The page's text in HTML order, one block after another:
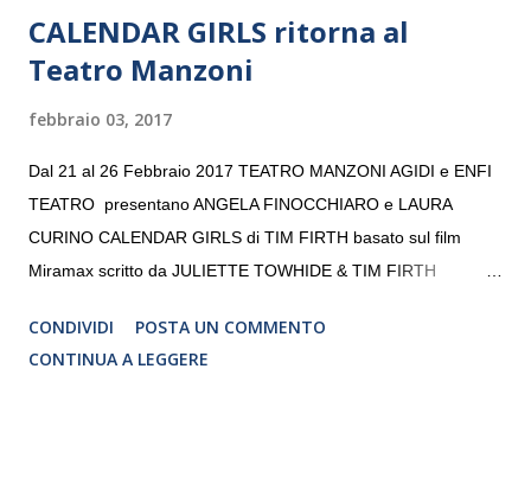
CALENDAR GIRLS ritorna al
Teatro Manzoni
febbraio 03, 2017
Dal 21 al 26 Febbraio 2017 TEATRO MANZONI AGIDI e ENFI
TEATRO presentano ANGELA FINOCCHIARO e LAURA
CURINO CALENDAR GIRLS di TIM FIRTH basato sul film
Miramax scritto da JULIETTE TOWHIDE & TIM FIRTH
CRISTINA PEZZOLI
CONDIVIDI
POSTA UN COMMENTO
CONTINUA A LEGGERE